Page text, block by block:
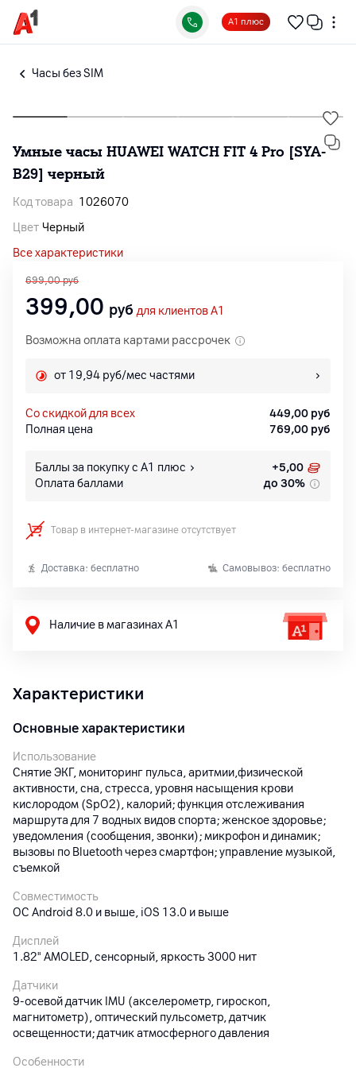
А1 плюс
Часы без SIM
Умные часы HUAWEI WATCH FIT 4 Pro [SYA-
B29] черный
Код товара 1026070
Цвет Черный
Все характеристики
699,00 руб
399,00 руб для клиентов A1
Возможна оплата картами рассрочек
от 19,94 руб/мес частями
со скидкой для всех 449,00 руб
Полная цена
769,00 руб
Баллы за покупку с А1 плюс +5,00
Оплата баллами
до 30%
Товар в интернет-магазине отсутствует
Доставка: бесплатно Самовывоз: бесплатно
Наличие в магазинах А1
Характеристики
Основные характеристики
Использование
Снятие ЭКГ, мониторинг пульса, аритмии,физической
активности, сна, стресса, уровня насыщения крови
кислородом (SpO2), калорий; функция отслеживания
маршрута для 7 водных видов спорта; женское здоровье;
уведомления (сообщения, звонки); микрофон и динамик;
вызовы по Bluetooth через смартфон; управление музыкой,
съемкой
Совместимость
ОС Android 8.0 и выше, iOS 13.0 и выше
Дисплей
1.82" AMOLED, сенсорный, яркость 3000 нит
Датчики
9-осевой датчик IMU (акселерометр, гироскоп,
магнитометр), оптический пульсометр, датчик
освещенности; датчик атмосферного давления
Особенности